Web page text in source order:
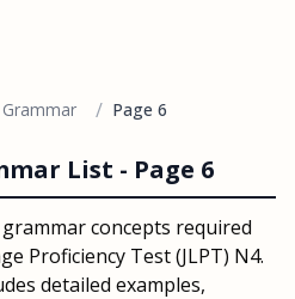
Grammar / Page 6
List - Page 6
concepts required
Proficiency Test (JLPT) N4.
detailed examples,